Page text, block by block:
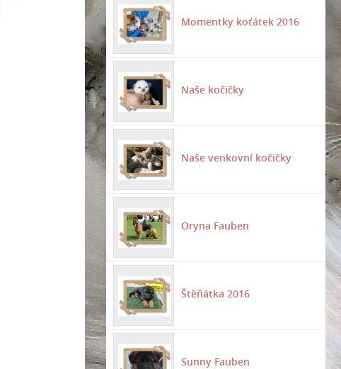
Momentky koťátek 2016
Naše kočičky
Naše venkovní kočičky
Oryna Fauben
Štěňátka 2016
Sunny Fauben